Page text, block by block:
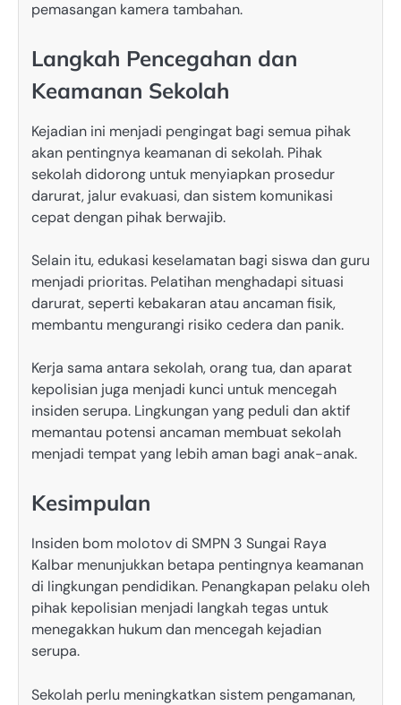
pemasangan kamera tambahan.
Langkah Pencegahan dan
Keamanan Sekolah
Kejadian ini menjadi pengingat bagi semua pihak
akan pentingnya keamanan di sekolah. Pihak
sekolah didorong untuk menyiapkan prosedur
darurat, jalur evakuasi, dan sistem komunikasi
cepat dengan pihak berwajib.
Selain itu, edukasi keselamatan bagi siswa dan guru
menjadi prioritas. Pelatihan menghadapi situasi
darurat, seperti kebakaran atau ancaman fisik,
membantu mengurangi risiko cedera dan panik.
Kerja sama antara sekolah, orang tua, dan aparat
kepolisian juga menjadi kunci untuk mencegah
insiden serupa. Lingkungan yang peduli dan aktif
memantau potensi ancaman membuat sekolah
menjadi tempat yang lebih aman bagi anak-anak.
Kesimpulan
Insiden bom molotov di SMPN 3 Sungai Raya
Kalbar menunjukkan betapa pentingnya keamanan
di lingkungan pendidikan. Penangkapan pelaku oleh
pihak kepolisian menjadi langkah tegas untuk
menegakkan hukum dan mencegah kejadian
serupa.
Sekolah perlu meningkatkan sistem pengamanan,